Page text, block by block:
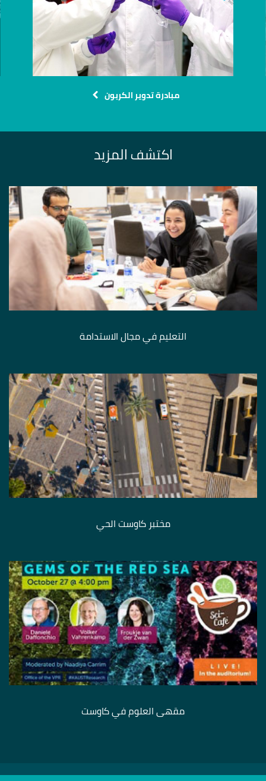
مبادرة تدوير الكربون
اكتشف المزيد
التعليم في مجال الاستدامة
مختبر كاوست الحي
مقهى العلوم في كاوست